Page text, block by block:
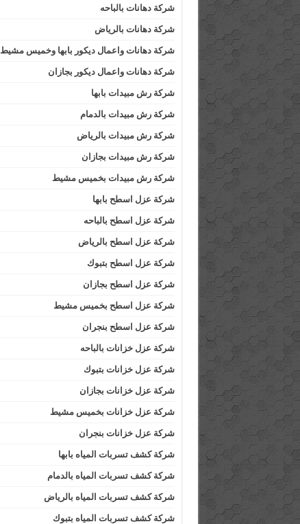
شركة دهانات بالباحه
شركة دهانات بالرياض
شركة دهانات واعمال ديكور بابها وخميس مشيط
شركة دهانات واعمال ديكور بجازان
شركة رش مبيدات بابها
شركة رش مبيدات بالدمام
شركة رش مبيدات بالرياض
شركة رش مبيدات بجازان
شركة رش مبيدات بخميس مشيط
شركة عزل اسطح بابها
شركة عزل اسطح بالباحه
شركة عزل اسطح بالرياض
شركة عزل اسطح بتبوك
شركة عزل اسطح بجازان
شركة عزل اسطح بخميس مشيط
شركة عزل اسطح بنجران
شركة عزل خزانات بالباحه
شركة عزل خزانات بتبوك
شركة عزل خزانات بجازان
شركة عزل خزانات بخميس مشيط
شركة عزل خزانات بنجران
شركة كشف تسربات المياه بابها
شركة كشف تسربات المياه بالدمام
شركة كشف تسربات المياه بالرياض
شركة كشف تسربات المياه بتبوك